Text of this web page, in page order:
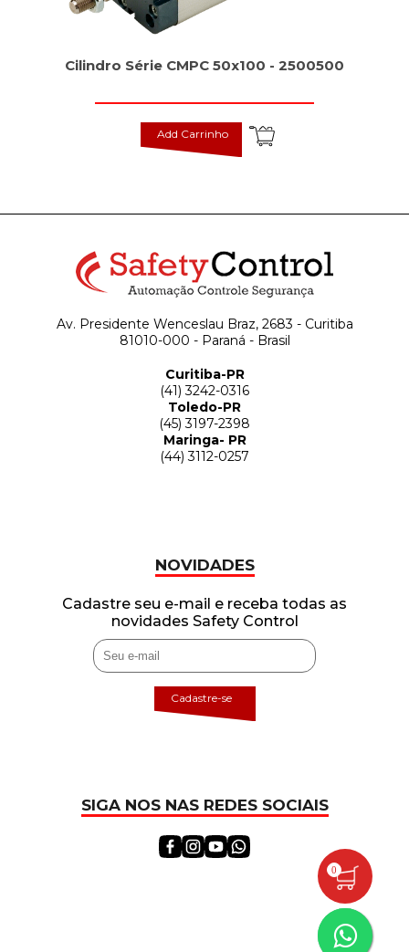
Cilindro Série CMPC 50x100 - 2500500
Add Carrinho
Av. Presidente Wenceslau Braz, 2683 - Curitiba
81010-000 - Paraná - Brasil
Curitiba-PR
(41) 3242-0316
Toledo-PR
(45) 3197-2398
Maringa- PR
(44) 3112-0257
NOVIDADES
Cadastre seu e-mail e receba todas as
novidades Safety Control
Cadastre-se
SIGA NOS NAS REDES SOCIAIS
0